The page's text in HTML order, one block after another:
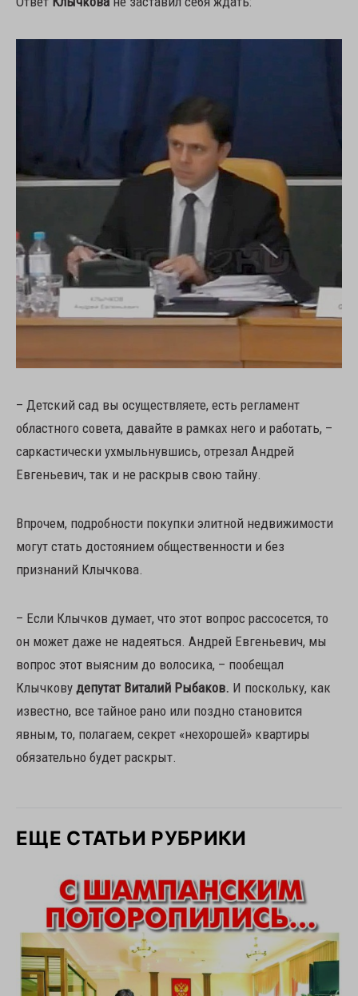
– Детский сад вы осуществляете, есть регламент
областного совета, давайте в рамках него и работать, –
саркастически ухмыльнувшись, отрезал Андрей
Евгеньевич, так и не раскрыв свою тайну.
Впрочем, подробности покупки элитной недвижимости
могут стать достоянием общественности и без
признаний Клычкова.
– Если Клычков думает, что этот вопрос рассосется, то
он может даже не надеяться. Андрей Евгеньевич, мы
вопрос этот выясним до волосика, – пообещал
Клычкову депутат Виталий Рыбаков. И поскольку, как
известно, все тайное рано или поздно становится
явным, то, полагаем, секрет «нехорошей» квартиры
обязательно будет раскрыт.
ЕЩЕ СТАТЬИ РУБРИКИ